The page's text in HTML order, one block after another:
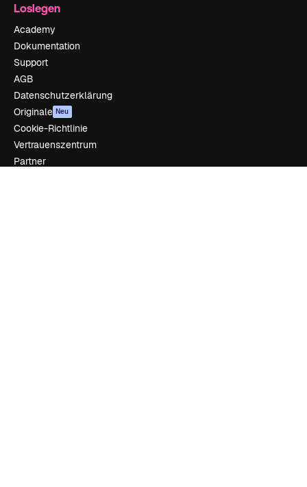
Loslegen
Academy
Dokumentation
Support
AGB
Datenschutzerklärung
Originale Neu
Cookie-Richtlinie
Vertrauenszentrum
Partner